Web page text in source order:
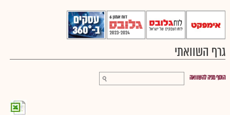
גרף השוואתי
הוסף מניה להשוואה